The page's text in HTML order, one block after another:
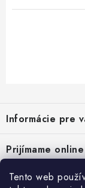
Tento web
p
ä
t
Informácie pre
Prijímame
Prihlásenie